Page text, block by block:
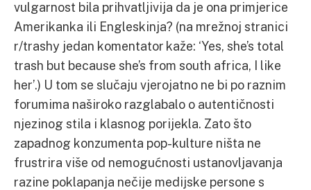
vulgarnost bila prihvatljivija da je ona primjerice
Amerikanka ili Engleskinja? (na mrežnoj stranici
r/trashy jedan komentator kaže: ‘Yes, she’s total
trash but because she’s from south africa, I like
her’.) U tom se slučaju vjerojatno ne bi po raznim
forumima naširoko razglabalo o autentičnosti
njezinog stila i klasnog porijekla. Zato što
zapadnog konzumenta pop-kulture ništa ne
frustrira više od nemogućnosti ustanovljavanja
razine poklapanja nečije medijske persone s